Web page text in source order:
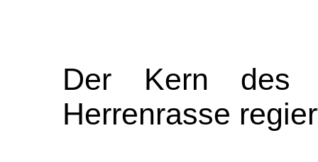
Der Kern des
Herrenrasse